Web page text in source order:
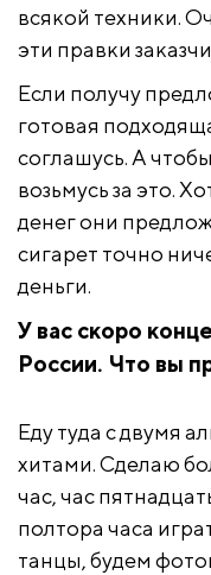
всякой техники.
эти правки
Если получу
готовая
соглашусь. А
возьмусь за это.
денег они
сигарет точно
деньги.
У вас скоро
России. Что вы
Еду туда с двумя
хитами. Сделаю
час, час
полтора часа
танцы, будем